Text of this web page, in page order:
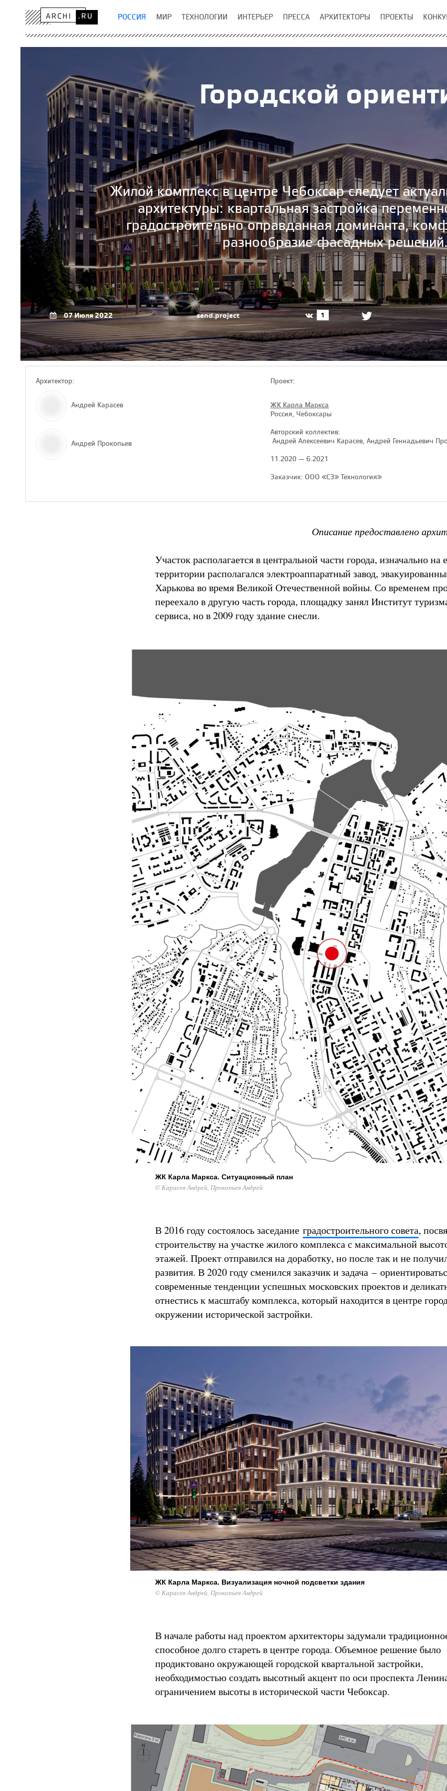
РОССИЯ МИР ТЕХНОЛОГИИ ИНТЕРЬЕР ПРЕССА АРХИТЕКТОРЫ ПРОЕКТЫ
Городской
Жилой комплекс в центре Чебоксар следует
архитектуры: квартальная застройка
градостроительно оправданная доминанта,
разнообразие фасадных
07 Июля 2022 send.project 1
Архитектор:
Андрей Карасев
Андрей Прокопьев
Проект:
ЖК Карла Маркса
Россия, Чебоксары
Авторский коллектив:
Андрей Алексеевич Карасев, Андрей Геннадьевич
11.2020 — 6.2021
Заказчик: ООО «СЗ» Технология»
Описание предоставлено
Участок располагается в центральной части города, изначально на
территории располагался электроаппаратный завод,
Харькова во время Великой Отечественной войны. Со временем
переехало в другую часть города, площадку занял Институт
сервиса, но в 2009 году здание снесли.
ЖК Карла Маркса. Ситуационный план
© Карасев Андрей, Прокопьев Андрей
В 2016 году состоялось заседание градостроительного совета,
строительству на участке жилого комплекса с максимальной
этажей. Проект отправился на доработку, но после так и не
развития. В 2020 году сменился заказчик и задача –
современные тенденции успешных московских проектов и
отнестись к масштабу комплекса, который находится в центре
окружении исторической застройки.
ЖК Карла Маркса. Визуализация ночной подсветки здания
© Карасев Андрей, Прокопьев Андрей
В начале работы над проектом архитекторы задумали
способное долго стареть в центре города. Объемное решение было
продиктовано окружающей городской квартальной застройки,
необходимостью создать высотный акцент по оси проспекта
ограничением высоты в исторической части Чебоксар.